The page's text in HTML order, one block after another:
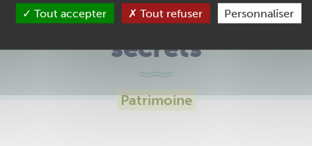
d’Ancenis révèle
secrets
Patrimoine
Tout accepter Tout refuser Personnaliser